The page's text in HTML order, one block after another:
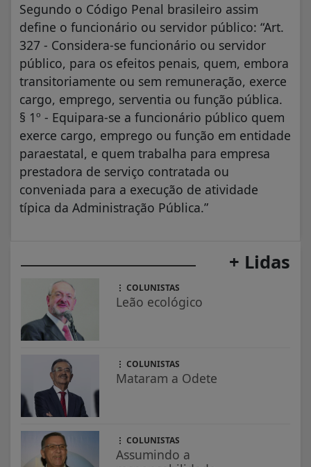
Segundo o Código Penal brasileiro assim
define o funcionário ou servidor público: “Art.
327 - Considera-se funcionário ou servidor
público, para os efeitos penais, quem, embora
transitoriamente ou sem remuneração, exerce
cargo, emprego, serventia ou função pública.
§ 1º - Equipara-se a funcionário público quem
exerce cargo, emprego ou função em entidade
paraestatal, e quem trabalha para empresa
prestadora de serviço contratada ou
conveniada para a execução de atividade
típica da Administração Pública.”
+ Lidas
COLUNISTAS
Leão ecológico
COLUNISTAS
Mataram a Odete
COLUNISTAS
Assumindo a